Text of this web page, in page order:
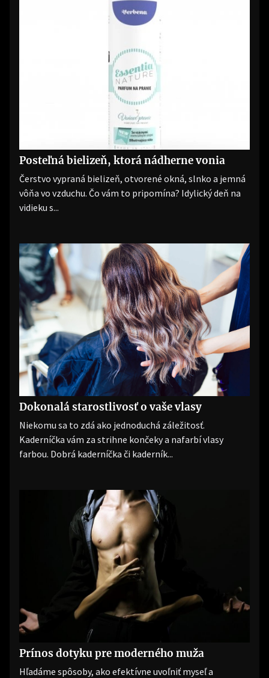
Posteľná bielizeň, ktorá nádherne vonia
Čerstvo vypraná bielizeň, otvorené okná, slnko a jemná
vôňa vo vzduchu. Čo vám to pripomína? Idylický deň na
vidieku s...
Dokonalá starostlivosť o vaše vlasy
Niekomu sa to zdá ako jednoduchá záležitosť.
Kaderníčka vám za strihne končeky a nafarbí vlasy
farbou. Dobrá kaderníčka či kaderník...
Prínos dotyku pre moderného muža
Hľadáme spôsoby, ako efektívne uvoľniť myseľ a